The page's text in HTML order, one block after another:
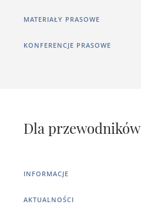
MATERIAŁY PRASOWE
KONFERENCJE PRASOWE
Dla przewodników
INFORMACJE
AKTUALNOŚCI